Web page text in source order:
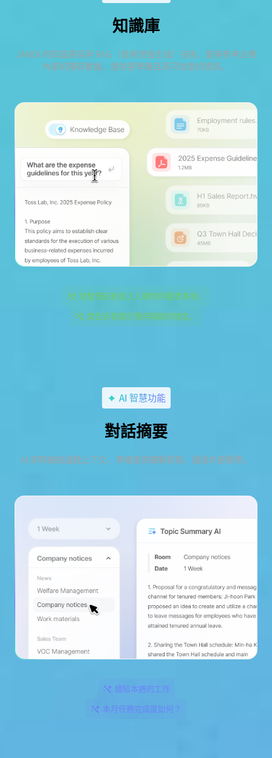
知識庫
JANDI 的知識庫採用 RAG（檢索增強生成）技術，能夠參考企業
內部的獨有數據，提供更準確且高可信度的資訊。
請整理新進員工入職時的重要事項。
請告訴我關於費用報銷的規定。
AI 智慧功能
對話摘要
AI 即時總結議題上下文，準確提供關聯答案，讓協作更精準。
總結本週的工作
本月任務完成度如何？